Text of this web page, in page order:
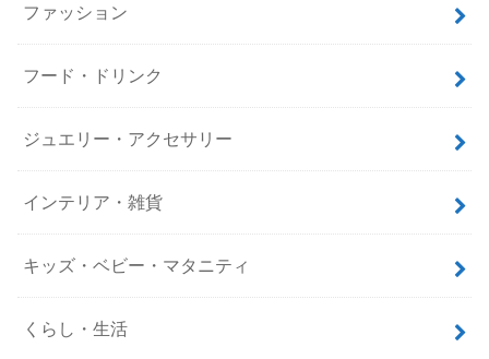
ファッション
フード・ドリンク
ジュエリー・アクセサリー
インテリア・雑貨
キッズ・ベビー・マタニティ
くらし・生活